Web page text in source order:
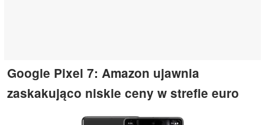
Google Pixel 7: Amazon ujawnia
zaskakująco niskie ceny w strefie euro